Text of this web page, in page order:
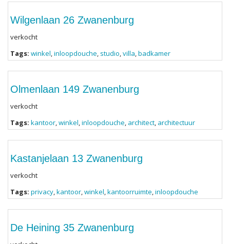
Wilgenlaan 26 Zwanenburg
verkocht
Tags: winkel,inloopdouche, studio,villa,badkamer
Olmenlaan 149 Zwanenburg
verkocht
Tags: kantoor,winkel,inloopdouche, architect, architectuur
Kastanjelaan 13 Zwanenburg
verkocht
Tags: privacy,kantoor,winkel,kantoorruimte,inloopdouche
De Heining 35 Zwanenburg